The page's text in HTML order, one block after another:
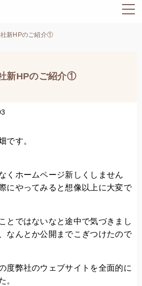
新HPのご紹介①
新HPのご紹介①
です。
くホームページ新しくしません
にやってみると想像以上に大変で
とではないなと途中で気づきまし
なんとか公開までこぎつけたので
度弊社のウェブサイトを全面的に
。